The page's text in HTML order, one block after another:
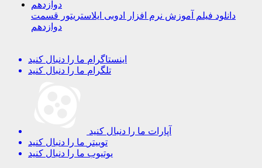
دانلود فیلم آموزش نرم افزار ادوبی ایلاستریتور قسمت
دوازدهم
اینستاگرام ما را دنبال کنید
تلگرام ما را دنبال کنید
آپارات ما را دنبال کنید
توییتر ما را دنبال کنید
یوتیوب ما را دنبال کنید